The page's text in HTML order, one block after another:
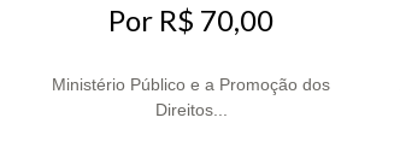
Por R$ 70,00
Ministério Público e a Promoção dos
Direitos...